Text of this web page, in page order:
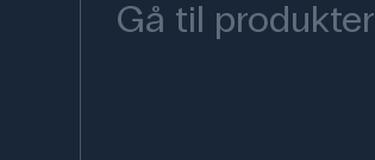
Gå til produkter